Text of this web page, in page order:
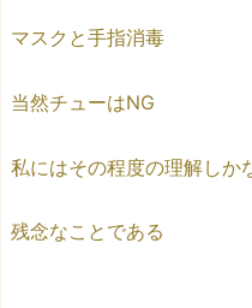
マスクと手指消毒
当然チューはNG
私にはその程度の理解しか
残念なことである